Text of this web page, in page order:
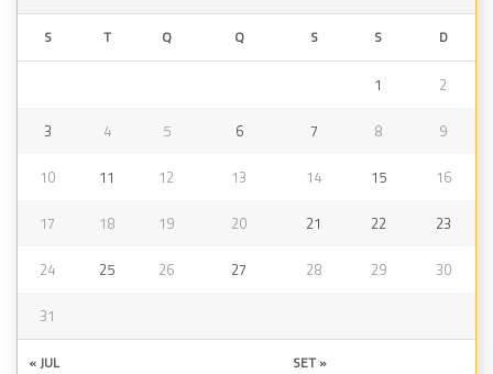
S T Q Q S S D
1 2
3 4 5 6 7 8 9
10 11 12 13 14 15 16
17 18 19 20 21 22 23
24 25 26 27 28 29 30
31
« JUL SET »